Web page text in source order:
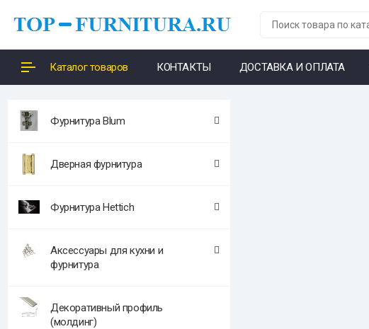
Каталог товаров КОНТАКТЫ ДОСТАВКА И ОПЛАТА
Фурнитура Blum
Дверная фурнитура
Фурнитура Hettich
Аксессуары для кухни и
фурнитура
Декоративный профиль
(молдинг)